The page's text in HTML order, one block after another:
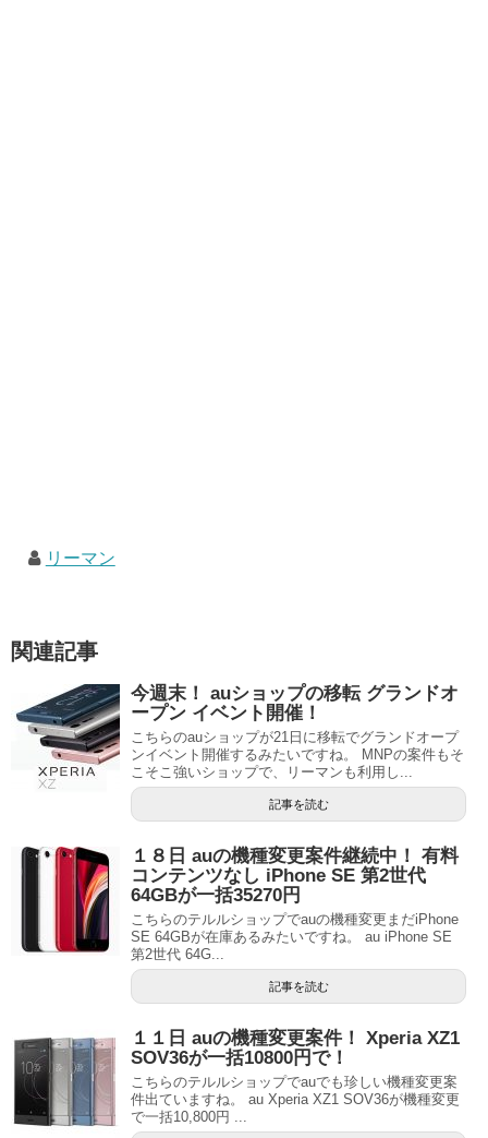
リーマン
関連記事
今週末！ auショップの移転 グランドオ
ープン イベント開催！
こちらのauショップが21日に移転でグランドオープ
ンイベント開催するみたいですね。 MNPの案件もそ
こそこ強いショップで、リーマンも利用し...
記事を読む
１８日 auの機種変更案件継続中！ 有料
コンテンツなし iPhone SE 第2世代
64GBが一括35270円
こちらのテルルショップでauの機種変更まだiPhone
SE 64GBが在庫あるみたいですね。 au iPhone SE
第2世代 64G...
記事を読む
１１日 auの機種変更案件！ Xperia XZ1
SOV36が一括10800円で！
こちらのテルルショップでauでも珍しい機種変更案
件出ていますね。 au Xperia XZ1 SOV36が機種変更
で一括10,800円 ...